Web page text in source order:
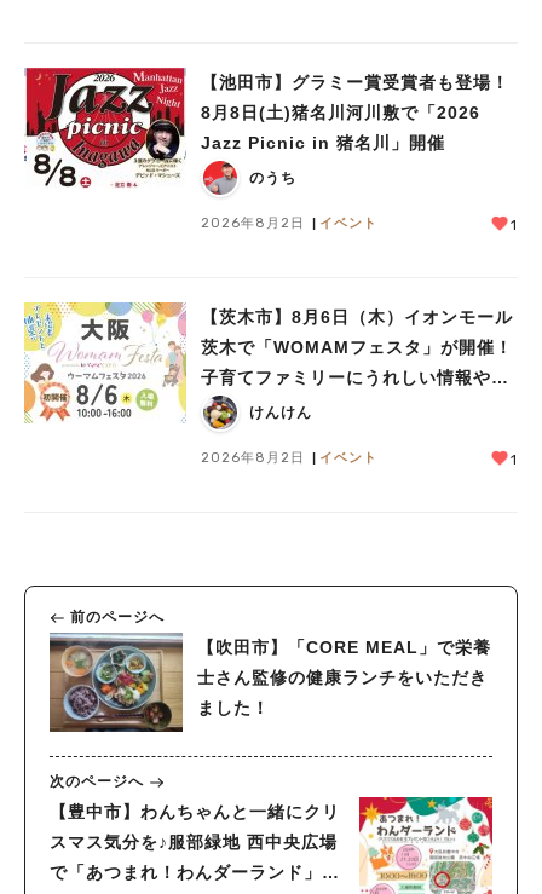
【池田市】グラミー賞受賞者も登場！
8月8日(土)猪名川河川敷で「2026
Jazz Picnic in 猪名川」開催
のうち
2026年8月2日 イベント 1
【茨木市】8月6日（木）イオンモール
茨木で「WOMAMフェスタ」が開催！
子育てファミリーにうれしい情報やプ
レゼントがいっぱい♪
けんけん
2026年8月2日 イベント 1
前のページへ
【吹田市】「CORE MEAL」で栄養
士さん監修の健康ランチをいただき
ました！
次のページへ
【豊中市】わんちゃんと一緒にクリ
スマス気分を♪服部緑地 西中央広場
で「あつまれ！わんダーランド」12